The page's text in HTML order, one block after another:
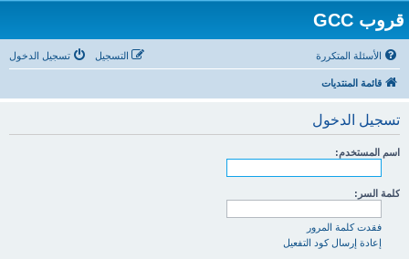
قروب GCC
الأسئلة المتكررة تسجيل الدخول التسجيل
قائمة المنتديات
تسجيل الدخول
اسم المستخدم:
كلمة السر:
فقدت كلمة المرور
إعادة إرسال كود التفعيل